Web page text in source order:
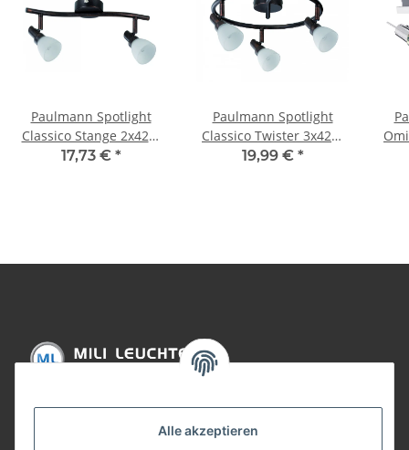
Alle akzeptieren
Paulmann Spotlight
Classico Stange 2x42W
G9 Rusty Iron 230V
17,73 € *
Paulmann Spotlight
Classico Twister 3x42W
G9 Rusty Iron 230V
19,99 € *